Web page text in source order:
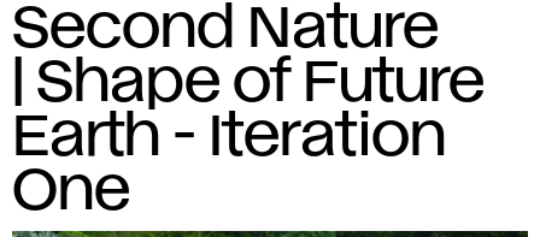
Second Nature
| Shape of Future
Earth - Iteration
One